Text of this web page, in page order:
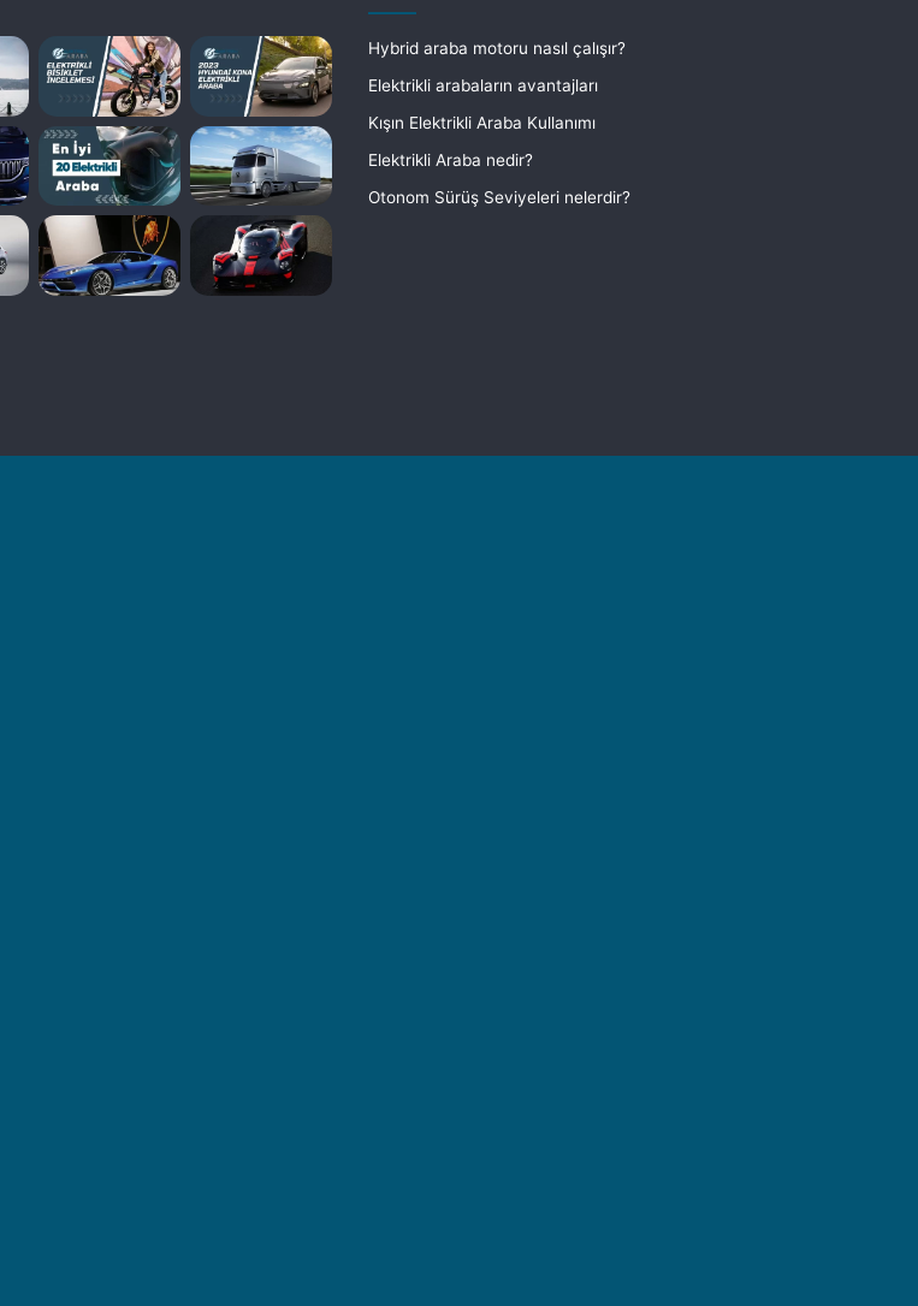
Hybrid araba motoru nasıl çalışır?
Elektrikli arabaların avantajları
Kışın Elektrikli Araba Kullanımı
Elektrikli Araba nedir?
Otonom Sürüş Seviyeleri nelerdir?